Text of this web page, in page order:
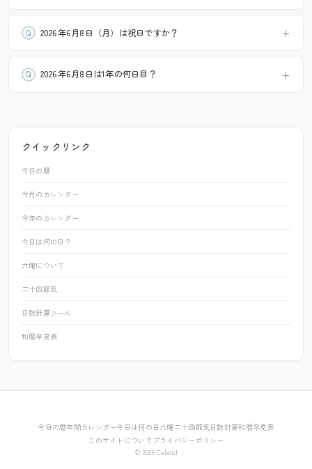
2026年6月8日（月）は祝日ですか？
2026年6月8日は1年の何日目？
クイックリンク
今日の暦
今月のカレンダー
今年のカレンダー
今日は何の日？
六曜について
二十四節気
日数計算ツール
和暦早見表
今日の暦年間カレンダー今日は何の日 六曜二十四節気 日数計算和暦早見表
このサイトについて プライバシーポリシー
© 2026 Calend